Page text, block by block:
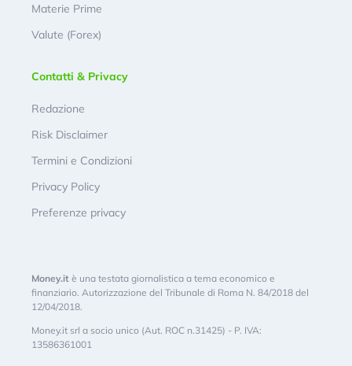
Materie Prime
Valute (Forex)
Contatti & Privacy
Redazione
Risk Disclaimer
Termini e Condizioni
Privacy Policy
Preferenze privacy
Money.it è una testata giornalistica a tema economico e
finanziario. Autorizzazione del Tribunale di Roma N. 84/2018 del
12/04/2018.
Money.it srl a socio unico (Aut. ROC n.31425) - P. IVA:
13586361001